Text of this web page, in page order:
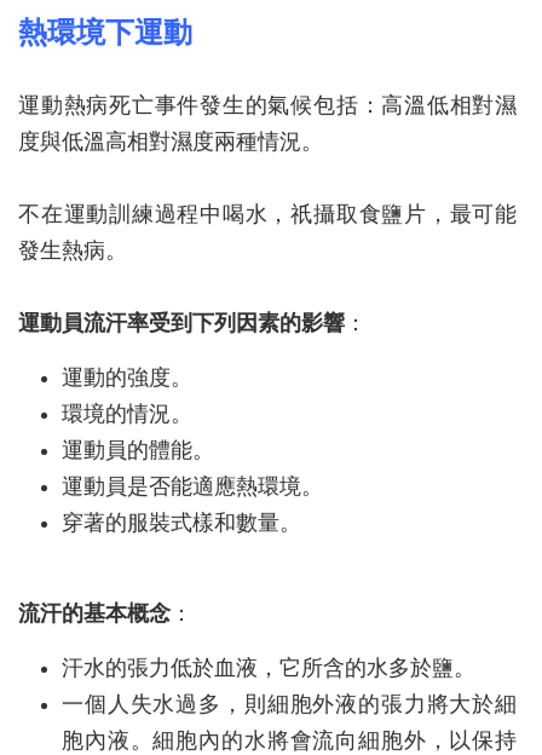
熱環境下運動
運動熱病死亡事件發生的氣候包括：高溫低相對濕
度與低溫高相對濕度兩種情況。
不在運動訓練過程中喝水，祇攝取食鹽片，最可能
發生熱病。
運動員流汗率受到下列因素的影響 ：
運動的強度。
環境的情況。
運動員的體能。
運動員是否能適應熱環境。
穿著的服裝式樣和數量。
流汗的基本概念 ：
汗水的張力低於血液，它所含的水多於鹽。
一個人失水過多，則細胞外液的張力將大於細
胞內液。細胞內的水將會流向細胞外，以保持